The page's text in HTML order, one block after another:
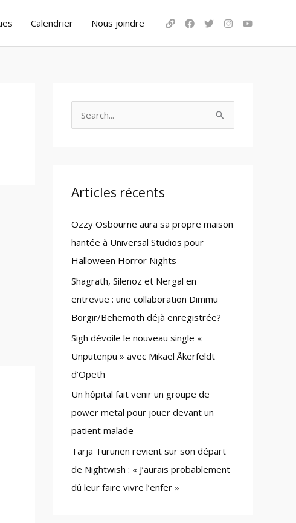
Calendrier Nous joindre
c
f
o
r
:
Articles récents
Ozzy Osbourne aura sa propre maison
hantée à Universal Studios pour
Halloween Horror Nights
Shagrath, Silenoz et Nergal en
entrevue : une collaboration Dimmu
Borgir/Behemoth déjà enregistrée?
Sigh dévoile le nouveau single «
Unputenpu » avec Mikael Åkerfeldt
d’Opeth
Un hôpital fait venir un groupe de
power metal pour jouer devant un
patient malade
Tarja Turunen revient sur son départ
de Nightwish : « J’aurais probablement
dû leur faire vivre l’enfer »